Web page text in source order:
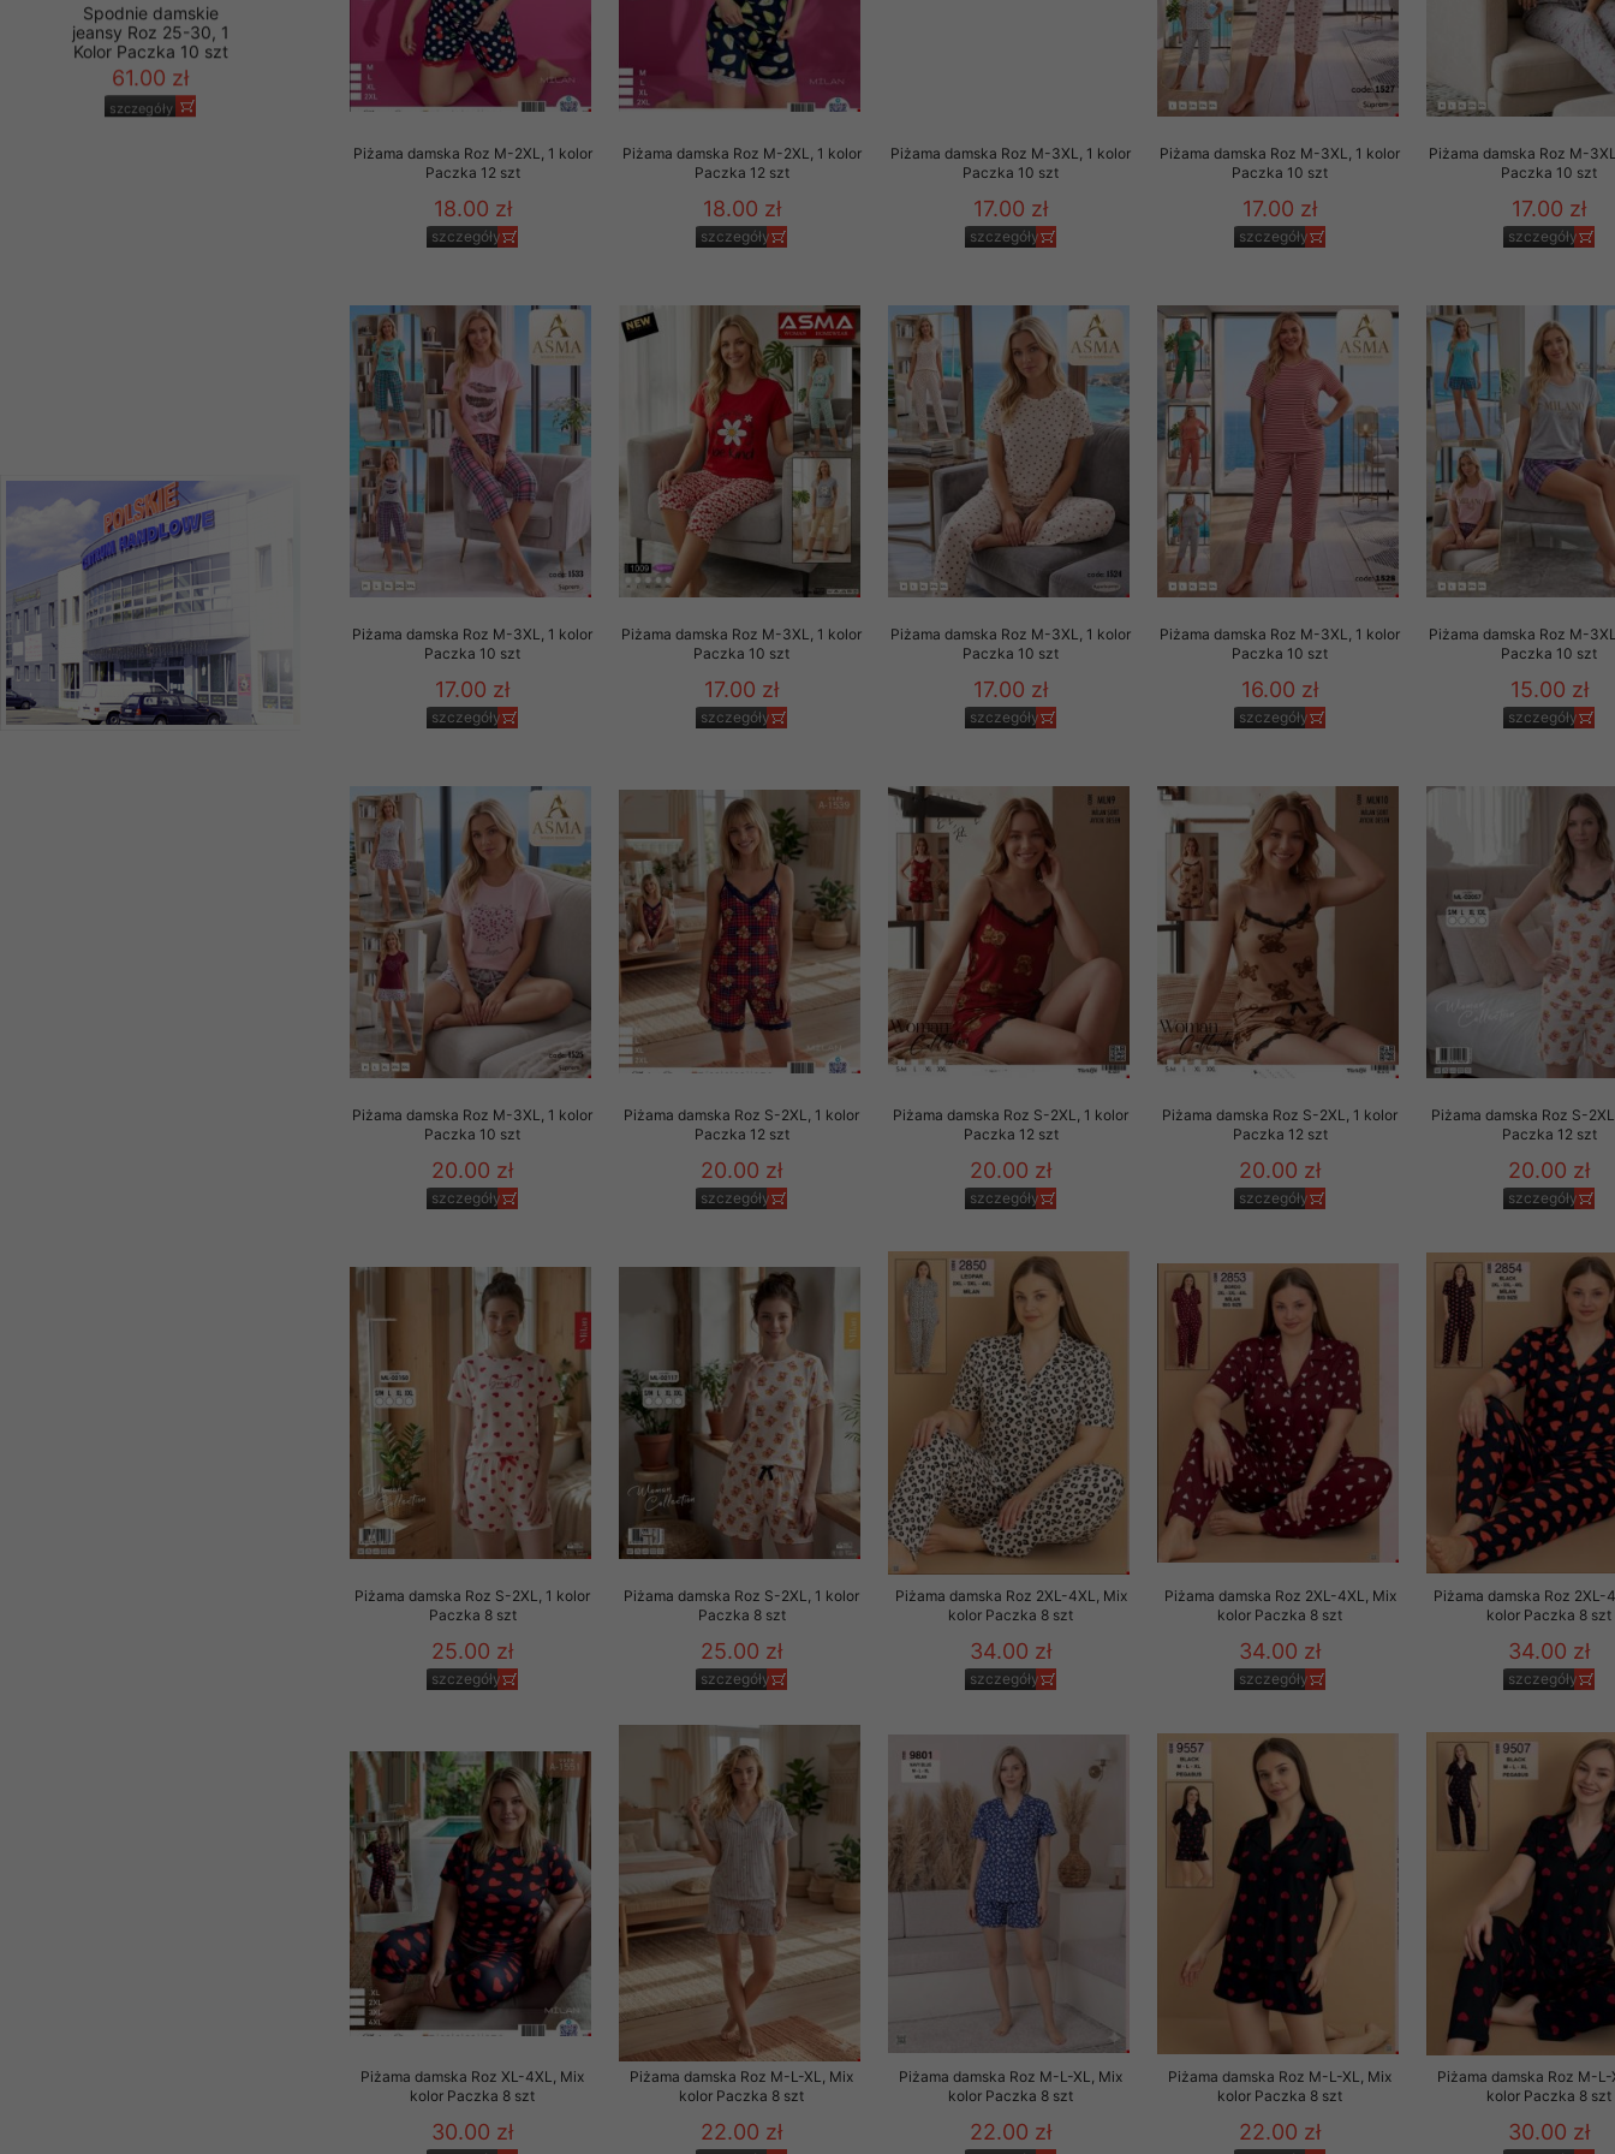
Spodnie damskie
Piżama damska Roz M-2XL, 1 kolor
Paczka 12 szt
18.00 zł
szczegóły
Piżama damska Roz M-2XL, 1 kolor
Paczka 12 szt
18.00 zł
szczegóły
Piżama damska Roz M-3XL, 1 kolor
Paczka 10 szt
17.00 zł
szczegóły
Piżama damska Roz M-3XL, 1 kolor
Paczka 10 szt
17.00 zł
szczegóły
Piżama damska Roz M-
Paczka 10 szt
17.00 zł
szczegóły
Piżama damska Roz M-3XL, 1 kolor
Paczka 10 szt
17.00 zł
szczegóły
Piżama damska Roz M-3XL, 1 kolor
Paczka 10 szt
17.00 zł
szczegóły
Piżama damska Roz M-3XL, 1 kolor
Paczka 10 szt
17.00 zł
szczegóły
Piżama damska Roz M-3XL, 1 kolor
Paczka 10 szt
16.00 zł
szczegóły
Piżama damska Roz M-
Paczka 10 szt
15.00 zł
szczegóły
Piżama damska Roz M-3XL, 1 kolor
Paczka 10 szt
20.00 zł
szczegóły
Piżama damska Roz S-2XL, 1 kolor
Paczka 12 szt
20.00 zł
szczegóły
Piżama damska Roz S-2XL, 1 kolor
Paczka 12 szt
20.00 zł
szczegóły
Piżama damska Roz S-2XL, 1 kolor
Paczka 12 szt
20.00 zł
szczegóły
Piżama damska Roz S-
Paczka 12 szt
20.00 zł
szczegóły
Piżama damska Roz S-2XL, 1 kolor
Paczka 8 szt
25.00 zł
szczegóły
Piżama damska Roz S-2XL, 1 kolor
Paczka 8 szt
25.00 zł
szczegóły
Piżama damska Roz 2XL-4XL, Mix
kolor Paczka 8 szt
34.00 zł
szczegóły
Piżama damska Roz 2XL-4XL, Mix
kolor Paczka 8 szt
34.00 zł
szczegóły
Piżama damska Roz 2XL-
kolor Paczka 8 szt
34.00 zł
szczegóły
Piżama damska Roz XL-4XL, Mix
kolor Paczka 8 szt
30.00 zł
Piżama damska Roz M-L-XL, Mix
kolor Paczka 8 szt
22.00 zł
Piżama damska Roz M-L-XL, Mix
kolor Paczka 8 szt
22.00 zł
Piżama damska Roz M-L-XL, Mix
kolor Paczka 8 szt
22.00 zł
Piżama damska Roz M-L-
kolor Paczka 8 szt
30.00 zł
Materiały reklamowo - promocyjne wysyłamy Klientom jedynie wówczas, gdy wyrazili na to zgodę. Dotyczy to w
szczególności newslettera wysyłanego Klientowi, jeżeli potwierdzi wyraźnie wskazanego przez nas linka
zawierającego akceptację na otrzymywanie newslettera o aktualnych promocjach, rabatach i nowościach w
naszym Sklepie. Materiały te dotyczą wyłącznie oferty naszego Sklepu.
Wszelkie pytania, wnioski i sugestie odnoszące się do ochrony Państwa prywatności, w szczególności danych
osobowych prosimy zgłaszać na email